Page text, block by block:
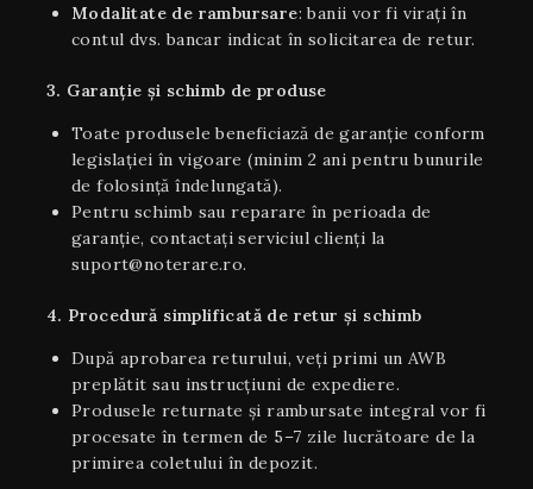
Modalitate de rambursare: banii vor fi virați în
contul dvs. bancar indicat în solicitarea de retur.
3. Garanție și schimb de produse
Toate produsele beneficiază de garanție conform
legislației în vigoare (minim 2 ani pentru bunurile
de folosință îndelungată).
Pentru schimb sau reparare în perioada de
garanție, contactați serviciul clienți la
suport@noterare.ro.
4. Procedură simplificată de retur și schimb
După aprobarea returului, veți primi un AWB
preplătit sau instrucțiuni de expediere.
Produsele returnate și rambursate integral vor fi
procesate în termen de 5–7 zile lucrătoare de la
primirea coletului în depozit.